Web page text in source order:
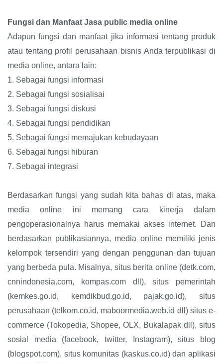
Fungsi dan Manfaat Jasa public media online
Adapun fungsi dan manfaat jika informasi tentang produk
atau tentang profil perusahaan bisnis Anda terpublikasi di
media online, antara lain:
1. Sebagai fungsi informasi
2. Sebagai fungsi sosialisai
3. Sebagai fungsi diskusi
4. Sebagai fungsi pendidikan
5. Sebagai fungsi memajukan kebudayaan
6. Sebagai fungsi hiburan
7. Sebagai integrasi
Berdasarkan fungsi yang sudah kita bahas di atas, maka
media online ini memang cara kinerja dalam
pengoperasionalnya harus memakai akses internet. Dan
berdasarkan publikasiannya, media online memiliki jenis
kelompok tersendiri yang dengan penggunan dan tujuan
yang berbeda pula. Misalnya, situs berita online (detk.com,
cnnindonesia.com, kompas.com dll), situs pemerintah
(kemkes.go.id, kemdikbud.go.id, pajak.go.id), situs
perusahaan (telkom.co.id, maboormedia.web.id dll) situs e-
commerce (Tokopedia, Shopee, OLX, Bukalapak dll), situs
sosial media (facebook, twitter, Instagram), situs blog
(blogspot.com), situs komunitas (kaskus.co.id) dan aplikasi